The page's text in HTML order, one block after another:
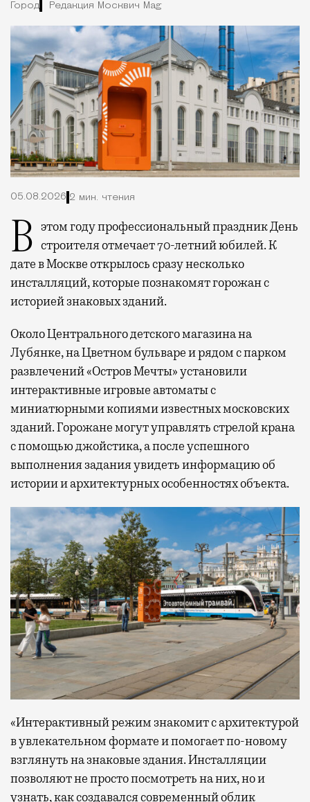
Город Редакция Москвич Mag
05.08.2026 2 мин. чтения
В этом году профессиональный праздник День строителя отмечает 70-летний юбилей. К
дате в Москве открылось сразу несколько
инсталляций, которые познакомят горожан с
историей знаковых зданий.
Около Центрального детского магазина на
Лубянке, на Цветном бульваре и рядом с парком
развлечений «Остров Мечты» установили
интерактивные игровые автоматы с
миниатюрными копиями известных московских
зданий. Горожане могут управлять стрелой крана
с помощью джойстика, а после успешного
выполнения задания увидеть информацию об
истории и архитектурных особенностях объекта.
«Интерактивный режим знакомит с архитектурой
в увлекательном формате и помогает по-новому
взглянуть на знаковые здания. Инсталляции
позволяют не просто посмотреть на них, но и
узнать, как создавался современный облик